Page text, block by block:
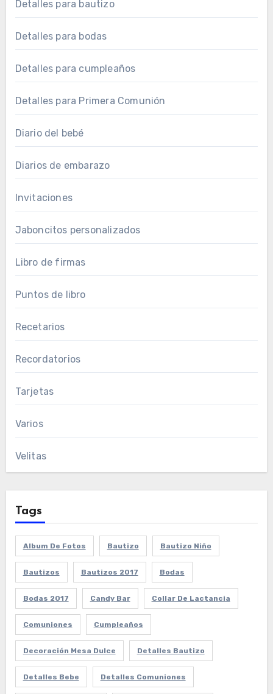
Detalles para bautizo
Detalles para bodas
Detalles para cumpleaños
Detalles para Primera Comunión
Diario del bebé
Diarios de embarazo
Invitaciones
Jaboncitos personalizados
Libro de firmas
Puntos de libro
Recetarios
Recordatorios
Tarjetas
Varios
Velitas
Tags
Album De Fotos Bautizo Bautizo Niño
Bautizos Bautizos 2017 Bodas
Bodas 2017 Candy Bar Collar De Lactancia
Comuniones Cumpleaños
Decoración Mesa Dulce Detalles Bautizo
Detalles Bebe Detalles Comuniones